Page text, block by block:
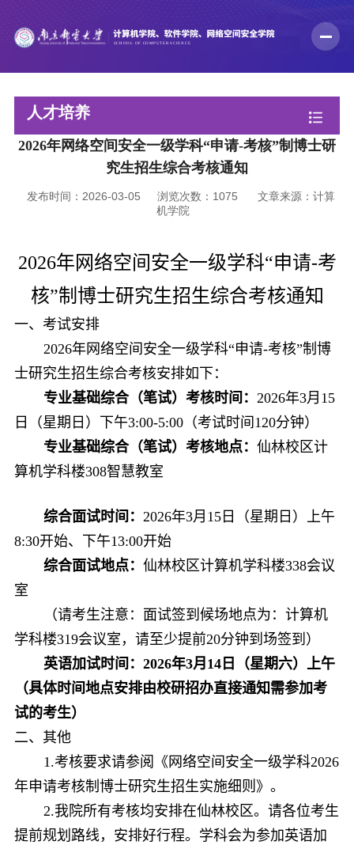
人才培养
2026年网络空间安全一级学科“申请-考核”制博士研
究生招生综合考核通知
发布时间：2026-03-05 浏览次数： 1075
文章来源：计算
机学院
2026年网络空间安全一级学科“申请-考
核”制博士研究生招生综合考核通知
一、 考试安排
2026年网络空间安全一级学科“申请-考核”制博
士研究生招生综合考核安排如下：
专业基础综合（笔试）考核时间：2026年3月 15
日（星期 日 ）下午3:00-5:00（考试时间 120分钟）
专业基础综合（笔试）考核地点：仙林校区计
算机学科楼308智慧教室
综合面试时间：2026年3月 15 日（星期 日 ）上午
8:30开始、下午13:00开始
综合面试地点：仙林校区计算机学科楼338会议
室
（请考生注意：面试签到候场地点为：计算机
学科楼319会议室，请至少提前20分钟到场签到）
英语加试时间：2026年3月 14 日（星期六）上午
（具体时间地点安排由校研招办直接通知需参加考
试的考生）
二、 其他
1.考核要求请参阅《 网络空间安全一级学科2026
年申请考核制博士研究生招生实施细则 》。
2.我院所有考核均安排在仙林校区。请各位考生
提前规划路线，安排好行程。学科会为参加英语加